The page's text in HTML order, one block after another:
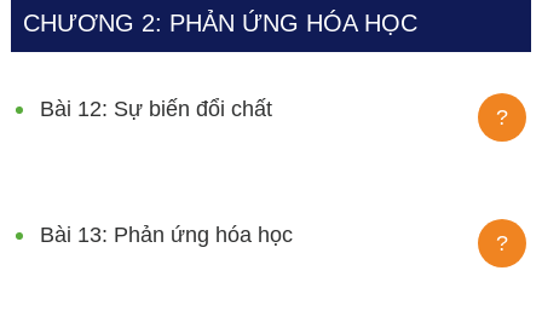
CHƯƠNG 2: PHẢN ỨNG HÓA HỌC
Bài 12: Sự biến đổi chất ?
Bài 13: Phản ứng hóa học ?